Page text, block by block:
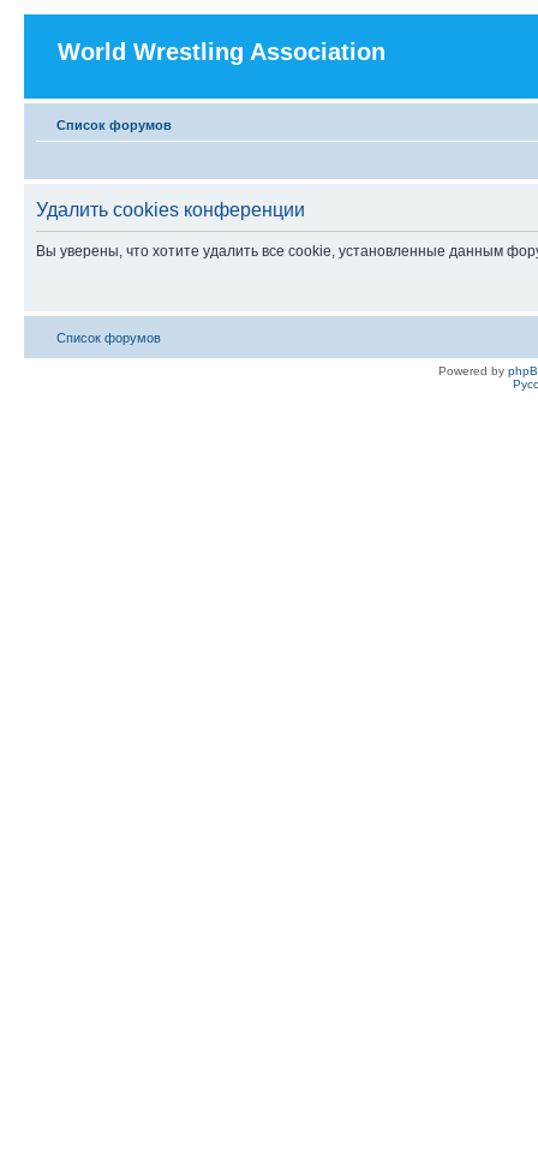
World Wrestling Association
Список форумов
Удалить cookies конференции
Вы уверены, что хотите удалить все cookie, установленные данным
Список форумов
Powered by